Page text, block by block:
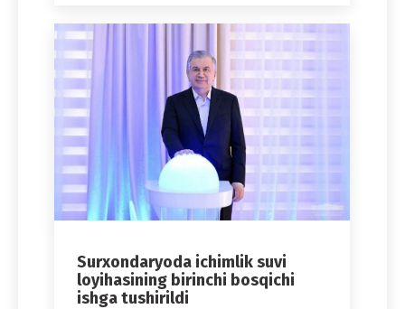
Surxondaryoda ichimlik suvi
loyihasining birinchi bosqichi
ishga tushirildi